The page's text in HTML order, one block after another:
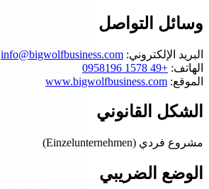
وسائل التواصل
البريد الإلكتروني: info@bigwolfbusiness.com
الهاتف: +49 1578 0958196
الموقع: www.bigwolfbusiness.com
الشكل القانوني
مشروع فردي (Einzelunternehmen)
الوضع الضريبي